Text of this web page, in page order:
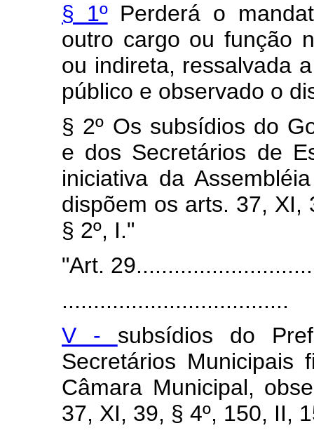
§ 1ºPerderá o
outro cargo ou função
ou indireta, ressalvada
público e observado o
§ 2º Os subsídios do
e dos Secretários de
iniciativa da
dispõem os arts. 37, XI,
§ 2º, I."
"Art.
....................................
V - subsídios do
Secretários
Câmara Municipal,
37, XI, 39, § 4º, 150, II,